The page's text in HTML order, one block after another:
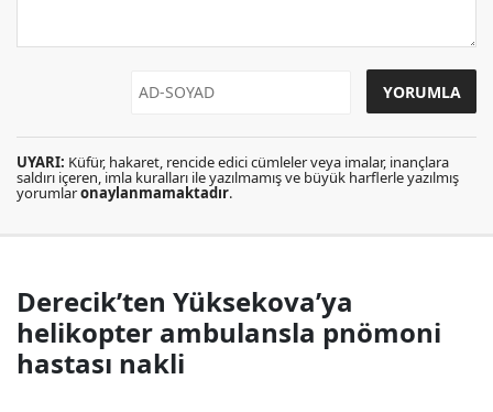
UYARI: Küfür, hakaret, rencide edici cümleler veya imalar, inançlara
saldırı içeren, imla kuralları ile yazılmamış ve büyük harflerle yazılmış
yorumlaronaylanmamaktadır.
Derecik’ten Yüksekova’ya
helikopter ambulansla pnömoni
hastası nakli